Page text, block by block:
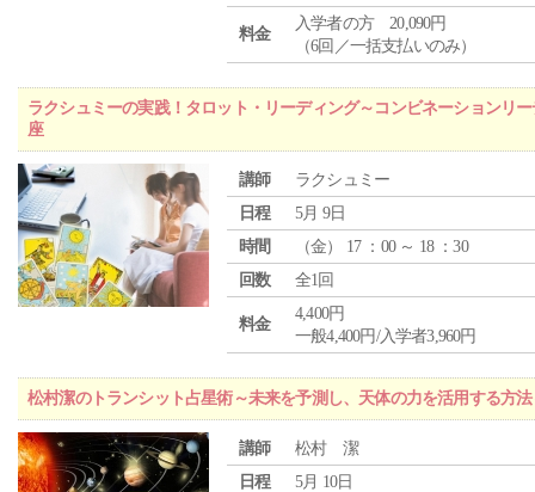
料金
入学者の方 20,090円
（6回／一括支払いのみ）
ラクシュミーの実践！タロット・リーディング～コンビネーションリ
座
講師
ラクシュミー
日程
5月 9日
時間
（金） 17 ：00 ～ 18 ：30
回数
全1回
料金
4,400円
一般4,400円/入学者3,960円
松村潔のトランシット占星術～未来を予測し、天体の力を活用する方法
講師
松村 潔
日程
5月 10日